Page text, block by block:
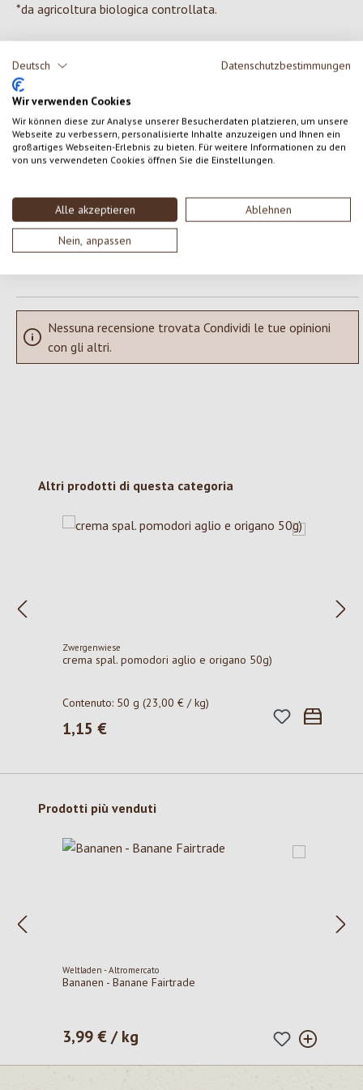
Deutsch Datenschutzbestimmungen
Wir verwenden Cookies
Wir können diese zur Analyse unserer Besucherdaten platzieren, um unsere
Webseite zu verbessern, personalisierte Inhalte anzuzeigen und Ihnen ein
großartiges Webseiten-Erlebnis zu bieten. Für weitere Informationen zu den
von uns verwendeten Cookies öffnen Sie die Einstellungen.
Alle akzeptieren Ablehnen
Nein, anpassen
*da agricoltura biologica controllata.
0 di 0 valutazioni
Valutazione media di 0 su 5 stelle
Formula una valutazione!
SCRIVERE UNA RECENSIONE
Nessuna recensione trovata Condividi le tue opinioni
con gli altri.
Salta la galleria dei prodotti
Altri prodotti di questa categoria
Zwergenwiese
crema spal. pomodori aglio e origano 50g)
Contenuto: 50 g(23,00 € / kg)
Prezzo normale:
1,15 €
Salta la galleria dei prodotti
Prodotti più venduti
Weltladen - Altromercato
Bananen - Banane Fairtrade
Prezzo normale:
3,99 € / kg